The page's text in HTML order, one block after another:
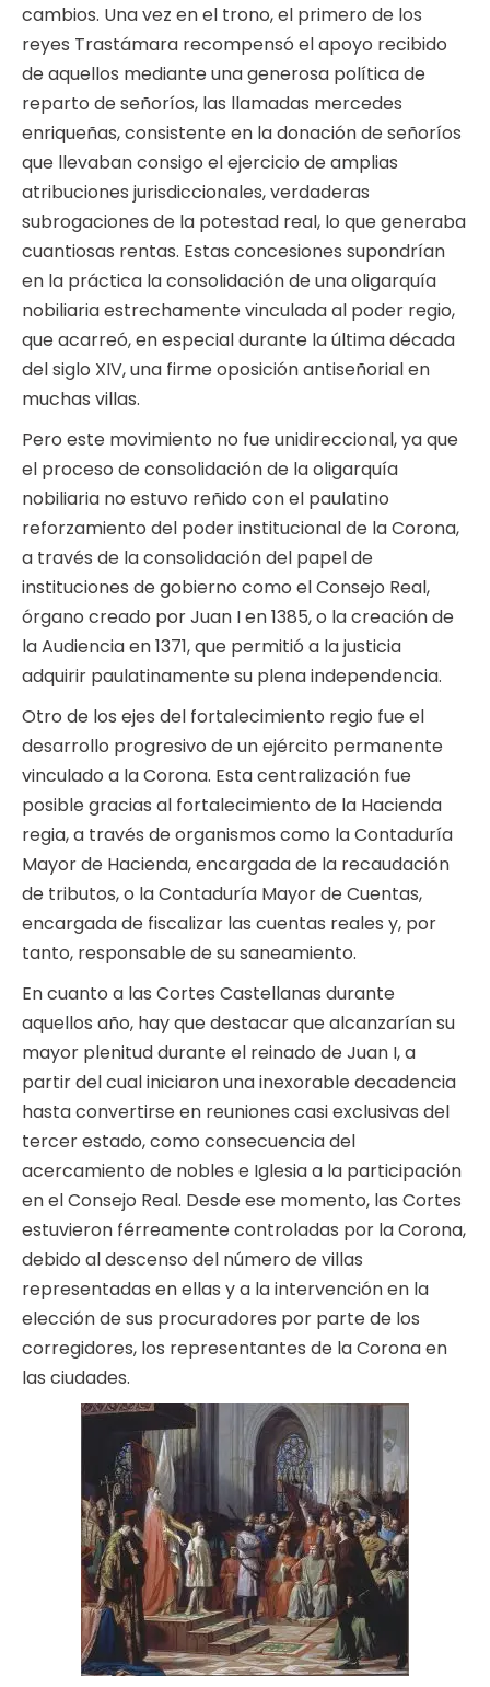
cambios. Una vez en el trono, el primero de los
reyes Trastámara recompensó el apoyo recibido
de aquellos mediante una generosa política de
reparto de señoríos, las llamadas mercedes
enriqueñas, consistente en la donación de señoríos
que llevaban consigo el ejercicio de amplias
atribuciones jurisdiccionales, verdaderas
subrogaciones de la potestad real, lo que generaba
cuantiosas rentas. Estas concesiones supondrían
en la práctica la consolidación de una oligarquía
nobiliaria estrechamente vinculada al poder regio,
que acarreó, en especial durante la última década
del siglo XIV, una firme oposición antiseñorial en
muchas villas.
Pero este movimiento no fue unidireccional, ya que
el proceso de consolidación de la oligarquía
nobiliaria no estuvo reñido con el paulatino
reforzamiento del poder institucional de la Corona,
a través de la consolidación del papel de
instituciones de gobierno como el Consejo Real,
órgano creado por Juan I en 1385, o la creación de
la Audiencia en 1371, que permitió a la justicia
adquirir paulatinamente su plena independencia.
Otro de los ejes del fortalecimiento regio fue el
desarrollo progresivo de un ejército permanente
vinculado a la Corona. Esta centralización fue
posible gracias al fortalecimiento de la Hacienda
regia, a través de organismos como la Contaduría
Mayor de Hacienda, encargada de la recaudación
de tributos, o la Contaduría Mayor de Cuentas,
encargada de fiscalizar las cuentas reales y, por
tanto, responsable de su saneamiento.
En cuanto a las Cortes Castellanas durante
aquellos año, hay que destacar que alcanzarían su
mayor plenitud durante el reinado de Juan I, a
partir del cual iniciaron una inexorable decadencia
hasta convertirse en reuniones casi exclusivas del
tercer estado, como consecuencia del
acercamiento de nobles e Iglesia a la participación
en el Consejo Real. Desde ese momento, las Cortes
estuvieron férreamente controladas por la Corona,
debido al descenso del número de villas
representadas en ellas y a la intervención en la
elección de sus procuradores por parte de los
corregidores, los representantes de la Corona en
las ciudades.